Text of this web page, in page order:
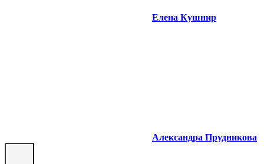
Елена Кушнир
Александра Прудникова